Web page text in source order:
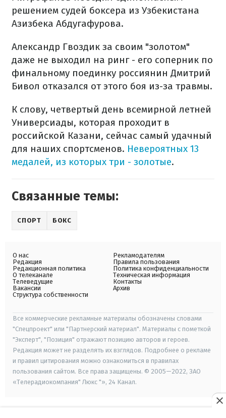
решением судей боксера из Узбекистана
Азизбека Абдугафурова.
Александр Гвоздик за своим "золотом"
даже не выходил на ринг - его соперник по
финальному поединку россиянин Дмитрий
Бивол отказался от этого боя из-за травмы.
К слову, четвертый день всемирной летней
Универсиады, которая проходит в
российской Казани, сейчас самый удачный
для наших спортсменов. Невероятных 13
медалей, из которых три - золотые.
Связанные темы:
СПОРТ БОКС
О нас
Редакция
Редакционная политика
О телеканале
Телеведущие
Вакансии
Структура собственности
Рекламодателям
Правила пользования
Политика конфиденциальности
Техническая информация
Контакты
Архив
Все коммерческие рекламные материалы обозначены словами
"Спецпроект" или "Партнерский материал". Материалы с пометкой
"Эксперт", "Позиция" отражают позицию авторов и героев.
Редакция может не разделять их взглядов. Подробнее о рекламе
и правил цитирования можно ознакомиться в правилах
пользования сайтом. Все права защищены. © 2005—2022, ЗАО
«Телерадиокомпания" Люкс "», 24 Канал.